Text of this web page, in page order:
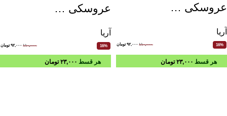
عروسکی …
آریا
16% ۱۱۰,۰۰۰ ۹۲,۰۰۰ تومان
عروسکی …
آریا
16% ۱۱۰,۰۰۰ ۹۲,۰۰۰ تومان
هر قسط ۲۳,۰۰۰ تومان هر قسط ۲۳,۰۰۰ تومان